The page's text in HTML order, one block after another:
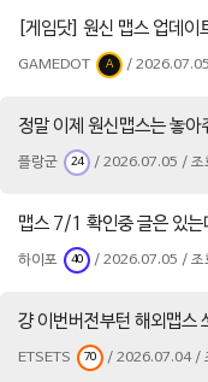
[게임닷] 원신 맵스 업데이
GAMEDOT A /
정말 이제 원신맵스는 놓
플랑군 24 / 2026.07.05 / 조
맵스 7/1 확인중 글은 있는
하이포 40 / 2026.07.05 / 조
걍 이번버전부턴 해외맵스
ETSETS 70 / 2026.07.04 /